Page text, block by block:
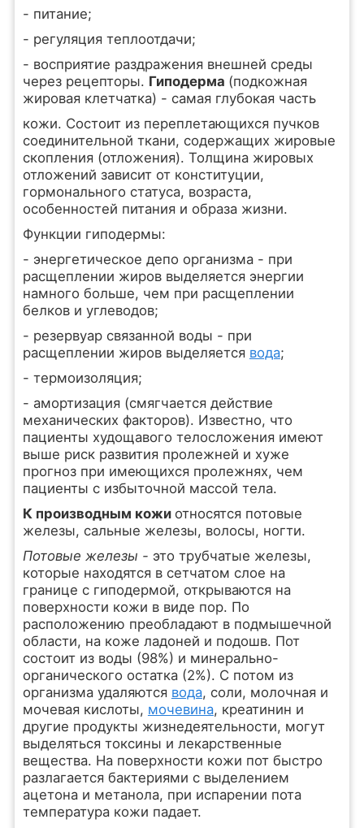
- питание;
- регуляция теплоотдачи;
- восприятие раздражения внешней среды
через рецепторы. Гиподерма (подкожная
жировая клетчатка) - самая глубокая часть
кожи. Состоит из переплетающихся пучков
соединительной ткани, содержащих жировые
скопления (отложения). Толщина жировых
отложений зависит от конституции,
гормонального статуса, возраста,
особенностей питания и образа жизни.
Функции гиподермы:
- энергетическое депо организма - при
расщеплении жиров выделяется энергии
намного больше, чем при расщеплении
белков и углеводов;
- резервуар связанной воды - при
расщеплении жиров выделяется вода;
- термоизоляция;
- амортизация (смягчается действие
механических факторов). Известно, что
пациенты худощавого телосложения имеют
выше риск развития пролежней и хуже
прогноз при имеющихся пролежнях, чем
пациенты с избыточной массой тела.
К производным кожи относятся потовые
железы, сальные железы, волосы, ногти.
Потовые железы - это трубчатые железы,
которые находятся в сетчатом слое на
границе с гиподермой, открываются на
поверхности кожи в виде пор. По
расположению преобладают в подмышечной
области, на коже ладоней и подошв. Пот
состоит из воды (98%) и минерально-
органического остатка (2%). С потом из
организма удаляются вода, соли, молочная и
мочевая кислоты, мочевина, креатинин и
другие продукты жизнедеятельности, могут
выделяться токсины и лекарственные
вещества. На поверхности кожи пот быстро
разлагается бактериями с выделением
ацетона и метанола, при испарении пота
температура кожи падает.